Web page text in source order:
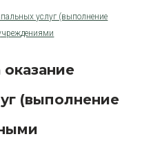
услуг (выполнение
(выполнение